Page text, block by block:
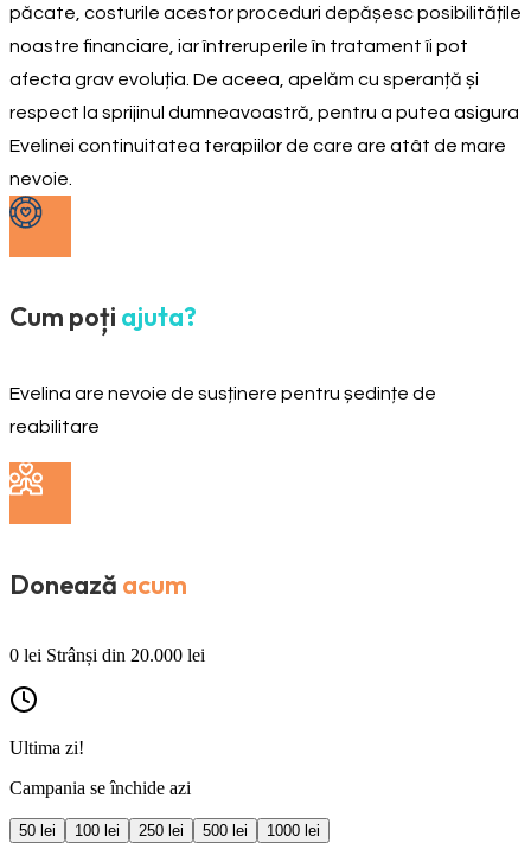
păcate, costurile acestor proceduri depășesc posibilitățile
noastre financiare, iar întreruperile în tratament îi pot
afecta grav evoluția. De aceea, apelăm cu speranță și
respect la sprijinul dumneavoastră, pentru a putea asigura
Evelinei continuitatea terapiilor de care are atât de mare
nevoie.
Cum poți ajuta?
Evelina are nevoie de susținere pentru ședințe de
reabilitare
Donează acum
0 lei Strânși din 20.000 lei
Ultima zi!
Campania se închide azi
50 lei 100 lei 250 lei 500 lei 1000 lei